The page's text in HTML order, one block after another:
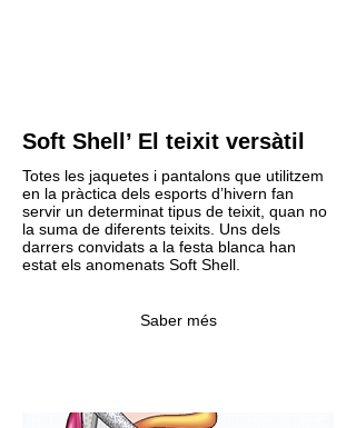
Soft Shell’ El teixit versàtil
Totes les jaquetes i pantalons que utilitzem
en la pràctica dels esports d’hivern fan
servir un determinat tipus de teixit, quan no
la suma de diferents teixits. Uns dels
darrers convidats a la festa blanca han
estat els anomenats Soft Shell.
Saber més